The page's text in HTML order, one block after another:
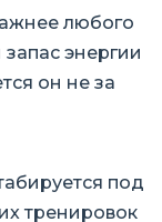
любого
энергии
он не за
под
тренировок